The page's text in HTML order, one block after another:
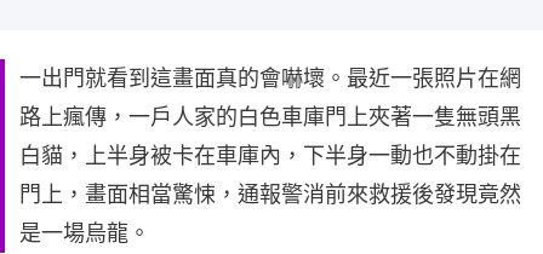
一出門就看到這畫面真的會嚇壞。最近一張照片在網
路上瘋傳，一戶人家的白色車庫門上夾著一隻無頭黑
白貓，上半身被卡在車庫內，下半身一動也不動掛在
門上，畫面相當驚悚，通報警消前來救援後發現竟然
是一場烏龍。